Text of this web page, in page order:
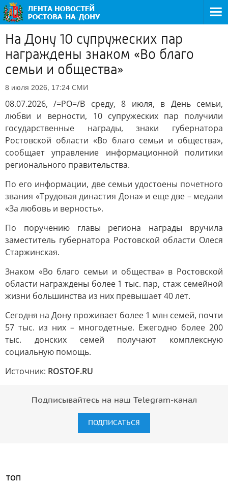
На Дону 10 супружеских пар
награждены знаком «Во благо
семьи и общества»
8 июля 2026, 17:24 СМИ
08.07.2026, /=РО=/В среду, 8 июля, в День семьи,
любви и верности, 10 супружеских пар получили
государственные награды, знаки губернатора
Ростовской области «Во благо семьи и общества»,
сообщает управление информационной политики
регионального правительства.
По его информации, две семьи удостоены почетного
звания «Трудовая династия Дона» и еще две – медали
«За любовь и верность».
По поручению главы региона награды вручила
заместитель губернатора Ростовской области Олеся
Старжинская.
Знаком «Во благо семьи и общества» в Ростовской
области награждены более 1 тыс. пар, стаж семейной
жизни большинства из них превышает 40 лет.
Сегодня на Дону проживает более 1 млн семей, почти
57 тыс. из них – многодетные. Ежегодно более 200
тыс. донских семей получают комплексную
социальную помощь.
Источник: ROSTOF.RU
Подписывайтесь на наш Telegram-канал
ПОДПИСАТЬСЯ
ТОП